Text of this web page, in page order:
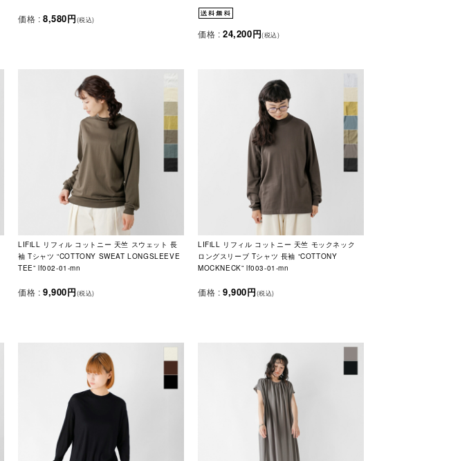
価格 : 8,580円(税込)
価格 : 24,200円(税込)
LIFiLL リフィル コットニー 天竺 スウェット 長
袖 Tシャツ “COTTONY SWEAT LONGSLEEVE
TEE” lf002-01-mn
価格 : 9,900円(税込)
LIFiLL リフィル コットニー 天竺 モックネック
ロングスリーブ Tシャツ 長袖 “COTTONY
MOCKNECK” lf003-01-mn
価格 : 9,900円(税込)